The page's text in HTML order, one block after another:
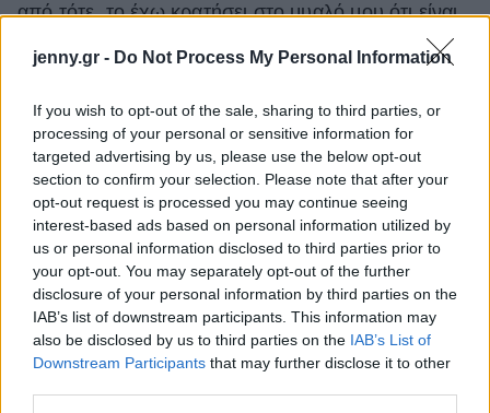
jenny.gr - Do Not Process My Personal Information
If you wish to opt-out of the sale, sharing to third parties, or
processing of your personal or sensitive information for
targeted advertising by us, please use the below opt-out
section to confirm your selection. Please note that after your
opt-out request is processed you may continue seeing
interest-based ads based on personal information utilized by
us or personal information disclosed to third parties prior to
your opt-out. You may separately opt-out of the further
disclosure of your personal information by third parties on the
IAB’s list of downstream participants. This information may
also be disclosed by us to third parties on the IAB’s List of
Downstream Participants that may further disclose it to other
από τότε, το έχω κρατήσει στο μυαλό μου ότι είναι